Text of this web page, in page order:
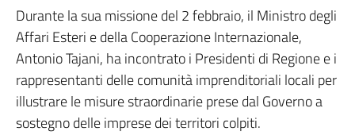
Durante la sua missione del 2 febbraio, il Ministro degli
Affari Esteri e della Cooperazione Internazionale,
Antonio Tajani, ha incontrato i Presidenti di Regione e i
rappresentanti delle comunità imprenditoriali locali per
illustrare le misure straordinarie prese dal Governo a
sostegno delle imprese dei territori colpiti.